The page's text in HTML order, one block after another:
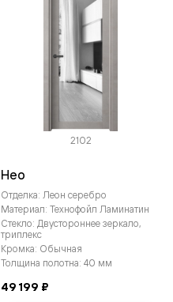
2102
Нео
Отделка: Леон серебро
Материал: Технофойл Ламинатин
Стекло: Двустороннее зеркало,
триплекс
Кромка: Обычная
Толщина полотна: 40 мм
49 199 ₽